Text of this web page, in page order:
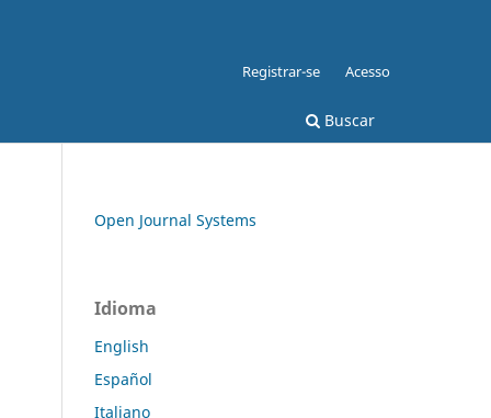
Buscar
Registrar-se Acesso
Open Journal Systems
Idioma
English
Español
Italiano